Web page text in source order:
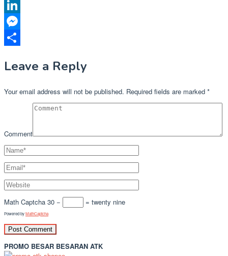
X
LinkedIn
Messenger
Leave a Reply
Your email address will not be published. Required fields are marked *
Comment
Math Captcha 30 − = twenty nine
Powered byMathCaptcha
PROMO BESAR BESARAN ATK